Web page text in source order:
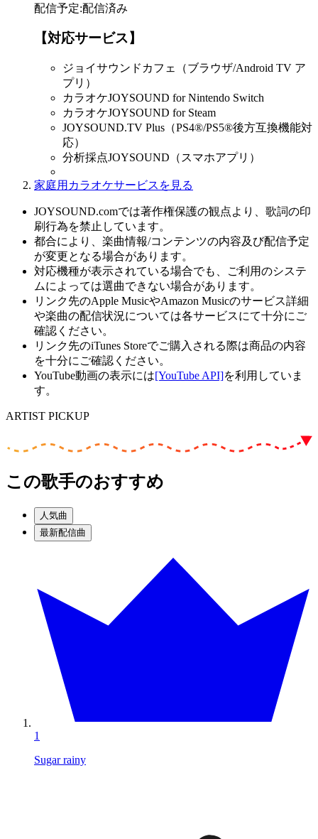
配信予定:配信済み
【対応サービス】
ジョイサウンドカフェ（ブラウザ/Android TV ア
プリ）
カラオケJOYSOUND for Nintendo Switch
カラオケJOYSOUND for Steam
JOYSOUND.TV Plus（PS4®/PS5®後方互換機能対
応）
分析採点JOYSOUND（スマホアプリ）
家庭用カラオケサービスを見る
JOYSOUND.comでは著作権保護の観点より、歌詞の印
刷行為を禁止しています。
都合により、楽曲情報/コンテンツの内容及び配信予定
が変更となる場合があります。
対応機種が表示されている場合でも、ご利用のシステ
ムによっては選曲できない場合があります。
リンク先のApple MusicやAmazon Musicのサービス詳細
や楽曲の配信状況については各サービスにて十分にご
確認ください。
リンク先のiTunes Storeでご購入される際は商品の内容
を十分にご確認ください。
YouTube動画の表示には[YouTube API]を利用していま
す。
ARTIST PICKUP
この歌手のおすすめ
人気曲
最新配信曲
1
Sugar rainy